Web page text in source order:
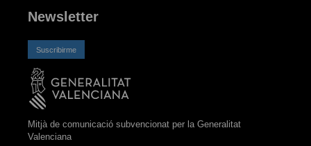
Newsletter
Suscribirme
Mitjà de comunicació subvencionat per la Generalitat
Valenciana